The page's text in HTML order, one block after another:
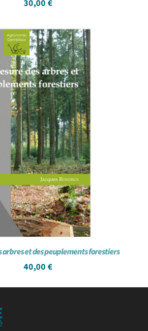
30,00 €
arbres et des peuplements forestiers
40,00 €